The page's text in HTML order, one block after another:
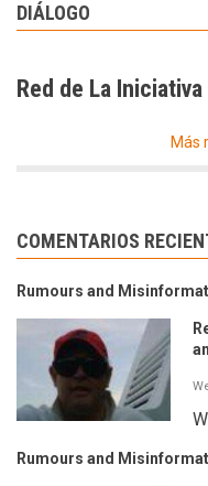
DIÁLOGO
Red de La
Más
COMENTARIOS
Rumours and
Rumours and